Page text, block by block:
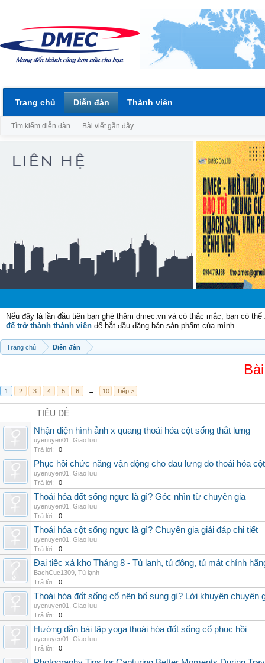
Nếu đây là lần đầu tiên bạn ghé thăm dmec.vn và có thắc mắc, bạn có
để trở thành thành viên để bắt đầu đăng bán sản phẩm của mình.
Trang chủ Diễn đàn
1 2 3 4 5 6 → 10 Tiếp >
TIÊU ĐỀ
Nhận diện hình ảnh x quang thoái hóa cột sống thắt lưng
uyenuyen01
Giao lưu
Trả lời:
0
Phục hồi chức năng vận động cho đau lưng do thoái hóa
uyenuyen01
Giao lưu
Trả lời:
0
Thoái hóa đốt sống ngực là gì? Góc nhìn từ chuyên gia
uyenuyen01
Giao lưu
Trả lời:
0
Thoái hóa cột sống ngực là gì? Chuyên gia giải đáp chi tiết
uyenuyen01
Giao lưu
Trả lời:
0
Đại tiệc xả kho Tháng 8 - Tủ lạnh, tủ đông, tủ mát chính
BachCuc1309 Tủ lạnh
Trả lời:
0
Thoái hóa đốt sống cổ nên bổ sung gì? Lời khuyên chuyên
uyenuyen01
Giao lưu
Trả lời:
0
Hướng dẫn bài tập yoga thoái hóa đốt sống cổ phục hồi
uyenuyen01
Giao lưu
Trả lời:
0
Trang chủ Diễn đàn
Tìm kiếm diễn đàn Bài viết gần đây
Thành viên